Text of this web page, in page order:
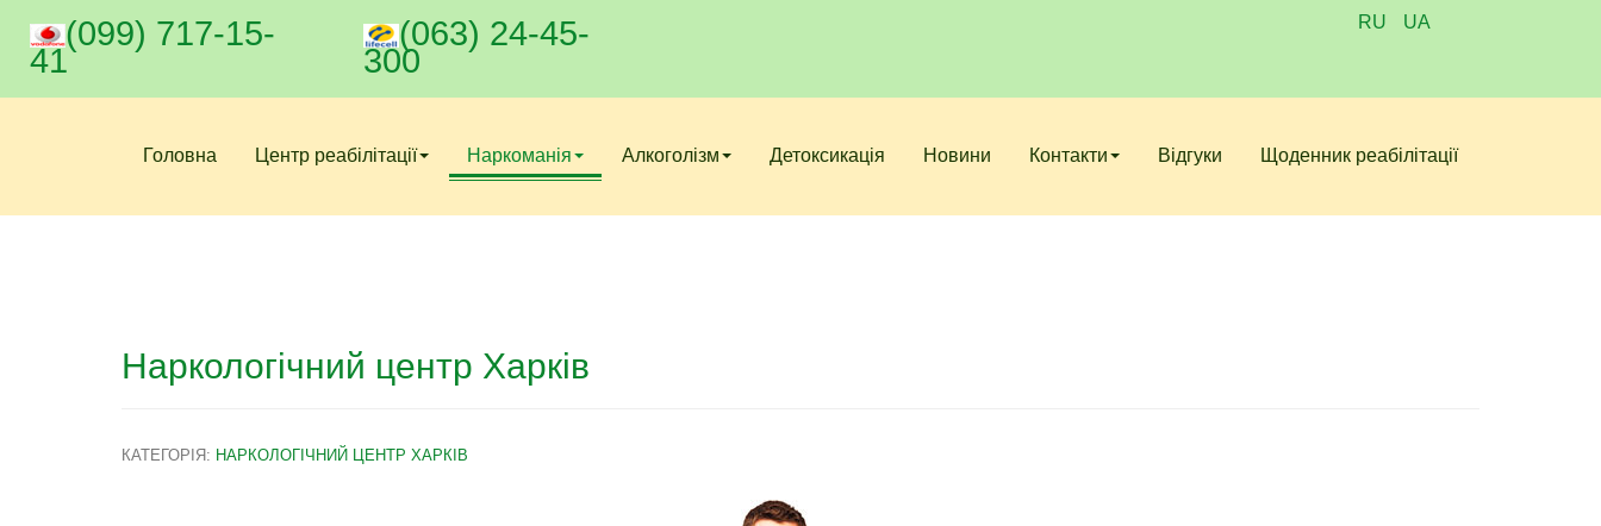
(099) 717-15-
41
(063) 24-45-
300
RU UA
Головна Центр реабілітації Наркоманія Алкоголізм Детоксикація Новини Контакти Відгуки Щоденник реабілітації
Наркологічний центр Харків
КАТЕГОРІЯ: НАРКОЛОГІЧНИЙ ЦЕНТР ХАРКІВ